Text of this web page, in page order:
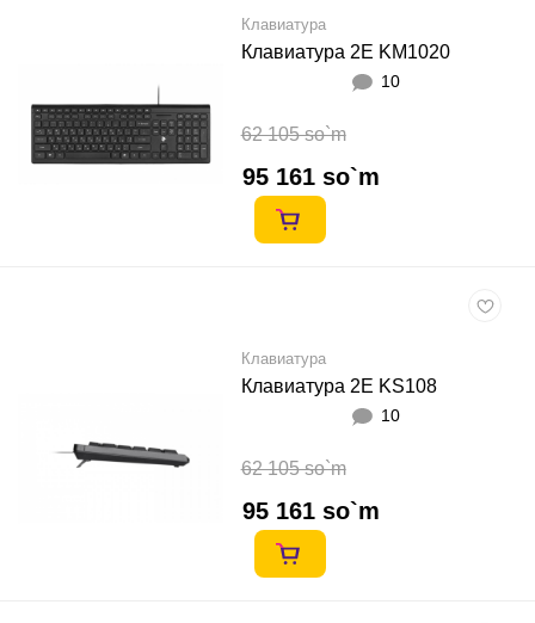
Клавиатура
Клавиатура 2E KM1020
10
62 105 so`m
95 161 so`m
Клавиатура
Клавиатура 2E KS108
10
62 105 so`m
95 161 so`m